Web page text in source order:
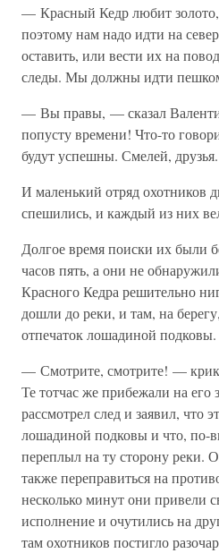
— Красный Кедр любит
поэтому нам надо идти на
оставить, или вести их на
следы. Мы должны идти
— Вы правы, — сказал
попусту времени! Что-то
будут успешны. Смелей, друзья.
И маленький отряд охотников
спешились, и каждый из них
Долгое время поиски их были
часов пять, а они не
Красного Кедра решительно
дошли до реки, и там, на
отпечаток лошадиной подковы.
— Смотрите, смотрите! —
Те тотчас же прибежали на его
рассмотрел след и заявил, что
лошадиной подковы и что,
переплыл на ту сторону реки.
также переправиться на
несколько минут они привели
исполнение и очутились на
там охотников постигло